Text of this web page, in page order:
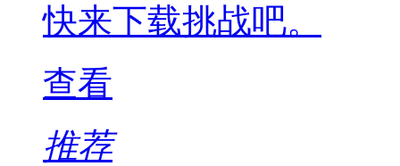
快来下载挑战吧。
查看
推荐